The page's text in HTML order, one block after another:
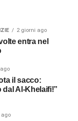
2 giorni ago
entra nel
il sacco:
dal Al-Khelaifi!”
ago